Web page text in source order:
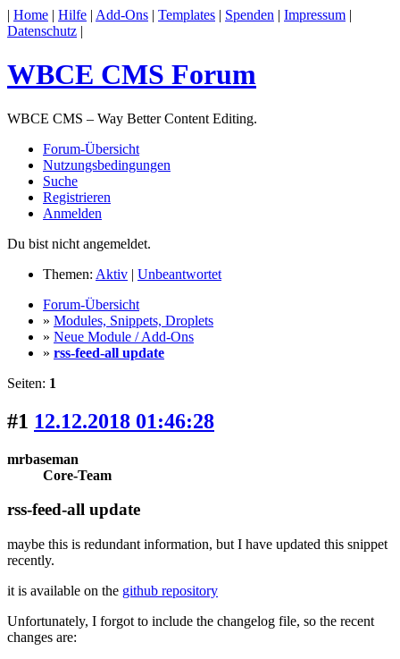
| Home | Hilfe | Add-Ons | Templates | Spenden | Impressum |
Datenschutz |
WBCE CMS Forum
WBCE CMS – Way Better Content Editing.
Forum-Übersicht
Nutzungsbedingungen
Suche
Registrieren
Anmelden
Du bist nicht angemeldet.
Themen: Aktiv | Unbeantwortet
Forum-Übersicht
» Modules, Snippets, Droplets
» Neue Module / Add-Ons
» rss-feed-all update
Seiten: 1
#1 12.12.2018 01:46:28
mrbaseman
Core-Team
rss-feed-all update
maybe this is redundant information, but I have updated this snippet
recently.
it is available on the github repository
Unfortunately, I forgot to include the changelog file, so the recent
changes are: